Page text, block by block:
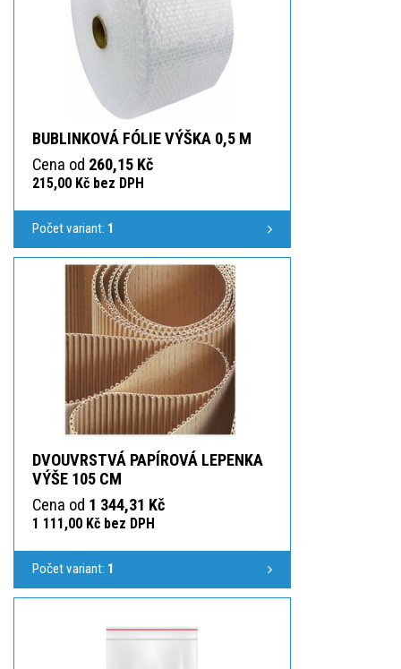
BUBLINKOVÁ FÓLIE VÝŠKA 0,5 M
Cena od 260,15 Kč
215,00 Kč bez DPH
Počet variant: 1
DVOUVRSTVÁ PAPÍROVÁ LEPENKA
VÝŠE 105 CM
Cena od 1 344,31 Kč
1 111,00 Kč bez DPH
Počet variant: 1